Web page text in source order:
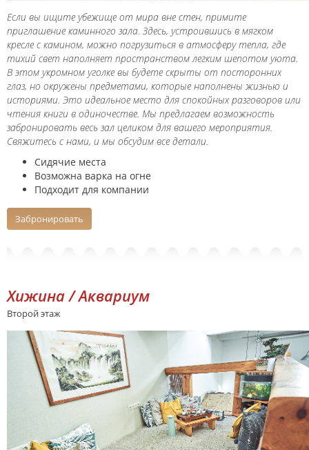
Если вы ищите убежище от мира вне стен, примите
приглашение каминного зала. Здесь, устроившись в мягком
кресле с камином, можно погрузиться в атмосферу тепла, где
тихий свет наполняет пространством легким шепотом уюта.
В этом укромном уголке вы будете скрыты от посторонних
глаз, но окружены предметами, которые наполнены жизнью и
историями. Это идеальное место для спокойных разговоров или
чтения книги в одиночестве. Мы предлагаем возможность
забронировать весь зал целиком для вашего мероприятия.
Свяжитесь с нами, и мы обсудим все детали.
Сидячие места
Возможна варка на огне
Подходит для компании
Забронировать
Хижина / Аквариум
Второй этаж